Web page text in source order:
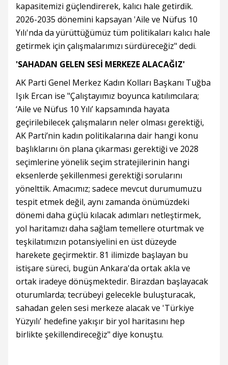
kapasitemizi güçlendirerek, kalıcı hale getirdik.
2026-2035 dönemini kapsayan 'Aile ve Nüfus 10
Yılı'nda da yürüttüğümüz tüm politikaları kalıcı hale
getirmek için çalışmalarımızı sürdüreceğiz" dedi.
'SAHADAN GELEN SESİ MERKEZE ALACAĞIZ'
AK Parti Genel Merkez Kadın Kolları Başkanı Tuğba
Işık Ercan ise "Çalıştayımız boyunca katılımcılara;
‘Aile ve Nüfus 10 Yılı’ kapsamında hayata
geçirilebilecek çalışmaların neler olması gerektiği,
AK Parti’nin kadın politikalarına dair hangi konu
başlıklarını ön plana çıkarması gerektiği ve 2028
seçimlerine yönelik seçim stratejilerinin hangi
eksenlerde şekillenmesi gerektiği sorularını
yönelttik. Amacımız; sadece mevcut durumumuzu
tespit etmek değil, aynı zamanda önümüzdeki
dönemi daha güçlü kılacak adımları netleştirmek,
yol haritamızı daha sağlam temellere oturtmak ve
teşkilatımızın potansiyelini en üst düzeyde
harekete geçirmektir. 81 ilimizde başlayan bu
istişare süreci, bugün Ankara'da ortak akla ve
ortak iradeye dönüşmektedir. Birazdan başlayacak
oturumlarda; tecrübeyi gelecekle buluşturacak,
sahadan gelen sesi merkeze alacak ve 'Türkiye
Yüzyılı' hedefine yakışır bir yol haritasını hep
birlikte şekillendireceğiz" diye konuştu.